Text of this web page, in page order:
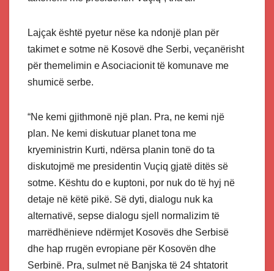
Lajçak është pyetur nëse ka ndonjë plan për
takimet e sotme në Kosovë dhe Serbi, veçanërisht
për themelimin e Asociacionit të komunave me
shumicë serbe.
“Ne kemi gjithmonë një plan. Pra, ne kemi një
plan. Ne kemi diskutuar planet tona me
kryeministrin Kurti, ndërsa planin tonë do ta
diskutojmë me presidentin Vuçiq gjatë ditës së
sotme. Kështu do e kuptoni, por nuk do të hyj në
detaje në këtë pikë. Së dyti, dialogu nuk ka
alternativë, sepse dialogu sjell normalizim të
marrëdhënieve ndërmjet Kosovës dhe Serbisë
dhe hap rrugën evropiane për Kosovën dhe
Serbinë. Pra, sulmet në Banjska të 24 shtatorit